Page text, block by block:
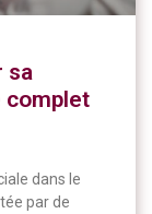
sa
complet
dans le
par de